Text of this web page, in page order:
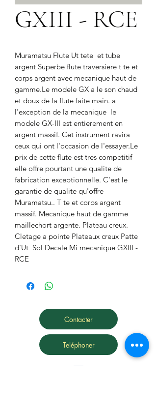
GXIII - RCE
Muramatsu Flute Ut tete  et tube
argent Superbe flute traversiere t te et
corps argent avec mecanique haut de
gamme.Le modele GX a le son chaud
et doux de la flute faite main. a
l'exception de la mecanique  le
modele GX-III est entierement en
argent massif. Cet instrument ravira
ceux qui ont l'occasion de l'essayer.Le
prix de cette flute est tres competitif
elle offre pourtant une qualite de
fabrication exceptionnelle. C'est le
garantie de qualite qu'offre
Muramatsu.. T te et corps argent
massif. Mecanique haut de gamme
maillechort argente. Plateau creux.
Cletage a pointe Plateaux creux Patte
d'Ut  Sol Decale Mi mecanique GXIII -
RCE
Contacter
Teléphoner